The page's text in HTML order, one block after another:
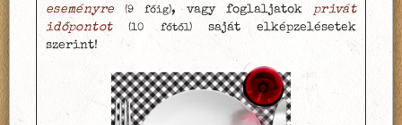
eseményre
(9 főig), vagy foglaljatok privát
időpontot
(10 főtől)saját elképzelésetek
szerint!